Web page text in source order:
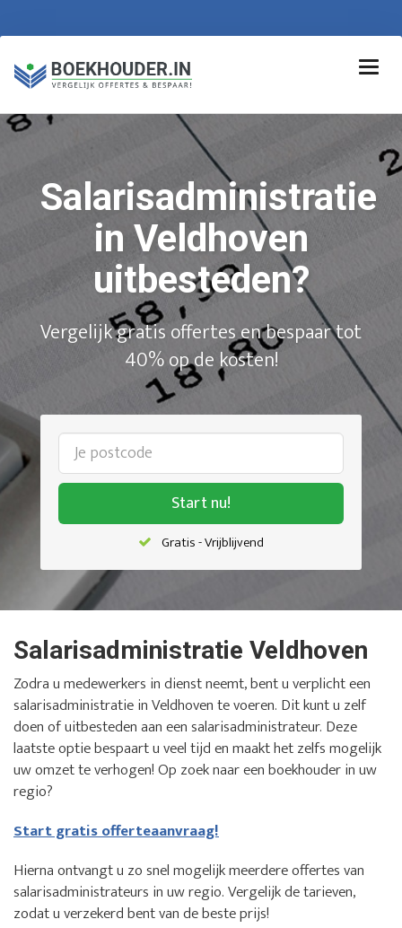
Salarisadministratie
in Veldhoven
uitbesteden?
Vergelijk gratis offertes en bespaar tot
40% op de kosten!
Start nu!
Gratis - Vrijblijvend
Salarisadministratie Veldhoven
Zodra u medewerkers in dienst neemt, bent u verplicht een
salarisadministratie in Veldhoven te voeren. Dit kunt u zelf
doen of uitbesteden aan een salarisadministrateur. Deze
laatste optie bespaart u veel tijd en maakt het zelfs mogelijk
uw omzet te verhogen! Op zoek naar een boekhouder in uw
regio?
Start gratis offerteaanvraag!
Hierna ontvangt u zo snel mogelijk meerdere offertes van
salarisadministrateurs in uw regio. Vergelijk de tarieven,
zodat u verzekerd bent van de beste prijs!